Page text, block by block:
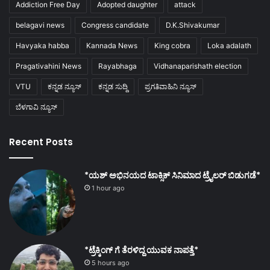
Addiction Free Day Adopted daughter attack
belagavi news Congress candidate D.K.Shivakumar
Havyaka habba Kannada News King cobra Loka adalath
Pragativahini News Rayabhaga Vidhanaparishath election
VTU ಕನ್ನಡ ನ್ಯೂಸ್ ಕನ್ನಡ ಸುದ್ದಿ ಪ್ರಗತಿವಾಹಿನಿ ನ್ಯೂಸ್
ಬೆಳಗಾವಿ ನ್ಯೂಸ್
Recent Posts
*ಯಶ್ ಅಭಿನಯದ ಟಾಕ್ಸಿಕ್ ಸಿನಿಮಾದ ಟ್ರೈಲರ್ ಬಿಡುಗಡೆ*
1 hour ago
*ಟ್ರೆಕ್ಕಿಂಗ್ ಗೆ ತೆರಳಿದ್ದ ಯುವಕ ನಾಪತ್ತೆ*
5 hours ago